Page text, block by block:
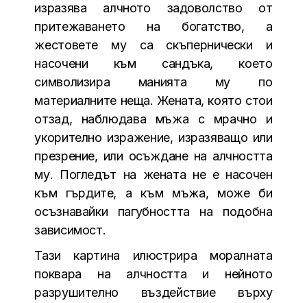
изразява алчното задоволство от
притежаването на богатство, а
жестовете му са скъпернически и
насочени към сандъка, което
символизира манията му по
материалните неща. Жената, която стои
отзад, наблюдава мъжа с мрачно и
укорително изражение, изразяващо или
презрение, или осъждане на алчността
му. Погледът на жената не е насочен
към гърдите, а към мъжа, може би
осъзнавайки пагубността на подобна
зависимост.
Тази картина илюстрира моралната
поквара на алчността и нейното
разрушително въздействие върху